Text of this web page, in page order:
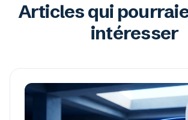
Articles qui
intéresser